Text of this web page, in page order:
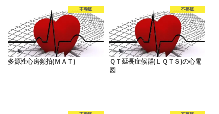
不整脈
多源性心房頻拍(ＭＡＴ)
不整脈
ＱＴ延長症候群(ＬＱＴＳ)の心電
図